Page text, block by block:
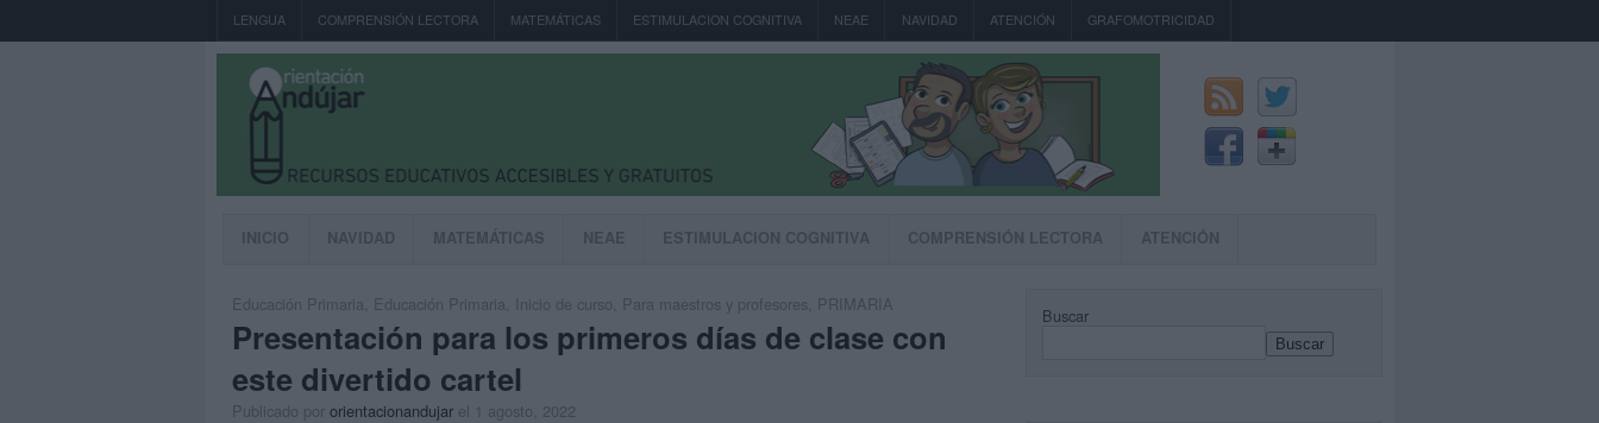
LENGUA COMPRENSIÓN LECTORA MATEMÁTICAS ESTIMULACION COGNITIVA NEAE NAVIDAD ATENCIÓN GRAFOMOTRICIDAD
INICIO NAVIDAD MATEMÁTICAS NEAE ESTIMULACION COGNITIVA COMPRENSIÓN LECTORA ATENCIÓN
Educación Primaria Educación Primaria Inicio de curso Para maestros y profesores PRIMARIA
Presentación para los primeros días de clase con
este divertido cartel
Publicado por orientacionandujar el 1 agosto, 2022
Buscar
Buscar